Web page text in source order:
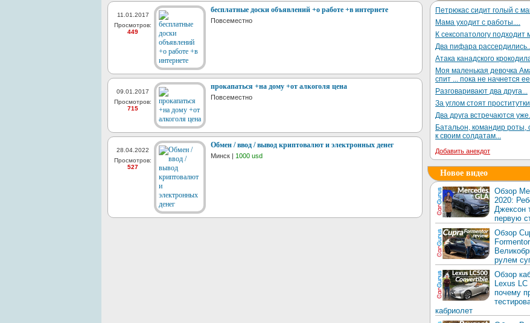
11.01.2017
Просмотров:
449
бесплатные доски объявлений +о работе +в интернете
Повсеместно
09.01.2017
Просмотров:
715
прокапаться +на дому +от алкоголя цена
Повсеместно
28.04.2022
Просмотров:
527
Обмен / ввод / вывод криптовалют и электронных денег
Минск | 1000 usd
Петрюкас сидит голый с
Мама уходит с работы....
К сексопатологу подходит
Два пифара
Атака канадского
Моя маленькая девочка
спит ... пока не начнется
Разговаривают два друга...
За углом стоят
Два друга встречаются
Батальон, командир роты,
к своим солдатам...
Добавить анекдот
Новое видео
Обзор
2020:
Джексон
первую
Обзор
рулем
Обзор
Lexus LC
почему
кабриолет